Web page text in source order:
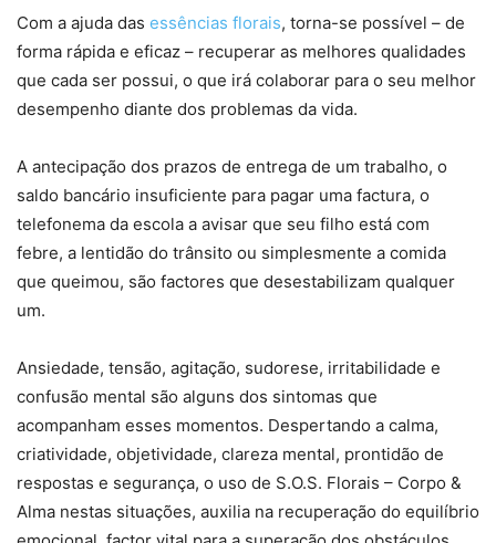
Com a ajuda das essências florais, torna-se possível – de
forma rápida e eficaz – recuperar as melhores qualidades
que cada ser possui, o que irá colaborar para o seu melhor
desempenho diante dos problemas da vida.
A antecipação dos prazos de entrega de um trabalho, o
saldo bancário insuficiente para pagar uma factura, o
telefonema da escola a avisar que seu filho está com
febre, a lentidão do trânsito ou simplesmente a comida
que queimou, são factores que desestabilizam qualquer
um.
Ansiedade, tensão, agitação, sudorese, irritabilidade e
confusão mental são alguns dos sintomas que
acompanham esses momentos. Despertando a calma,
criatividade, objetividade, clareza mental, prontidão de
respostas e segurança, o uso de S.O.S. Florais – Corpo &
Alma nestas situações, auxilia na recuperação do equilíbrio